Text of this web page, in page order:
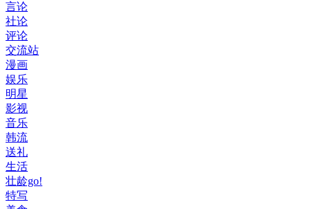
言论
社论
评论
交流站
漫画
娱乐
明星
影视
音乐
韩流
送礼
生活
壮龄go!
特写